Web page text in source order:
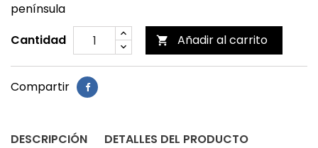
península
Cantidad
 Añadir al carrito
Compartir
DESCRIPCIÓN DETALLES DEL PRODUCTO